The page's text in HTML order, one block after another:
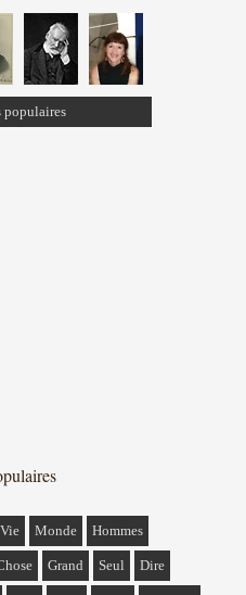
populaires
Vie Monde Hommes
Grand Seul Dire